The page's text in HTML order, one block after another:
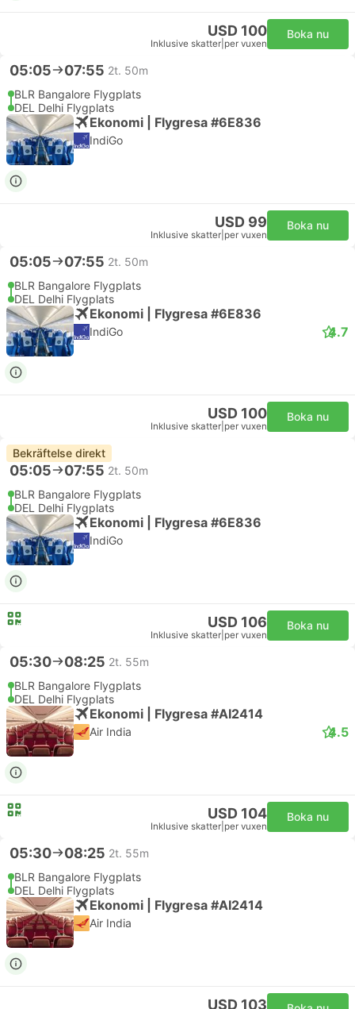
USD 100
Inklusive skatter per vuxen
Boka nu
05:05 07:55 2t. 50m
BLR Bangalore Flygplats
DEL Delhi Flygplats
Ekonomi | Flygresa #6E836
IndiGo
USD 99
Inklusive skatter per vuxen
Boka nu
05:05 07:55 2t. 50m
BLR Bangalore Flygplats
DEL Delhi Flygplats
Ekonomi | Flygresa #6E836
IndiGo 4.7
USD 100
Inklusive skatter per vuxen
Boka nu
Bekräftelse direkt
05:05 07:55 2t. 50m
BLR Bangalore Flygplats
DEL Delhi Flygplats
Ekonomi | Flygresa #6E836
IndiGo
USD 106
Inklusive skatter per vuxen
Boka nu
05:30 08:25 2t. 55m
BLR Bangalore Flygplats
DEL Delhi Flygplats
Ekonomi | Flygresa #AI2414
Air India 4.5
USD 104
Inklusive skatter per vuxen
Boka nu
05:30 08:25 2t. 55m
BLR Bangalore Flygplats
DEL Delhi Flygplats
Ekonomi | Flygresa #AI2414
Air India
USD 103